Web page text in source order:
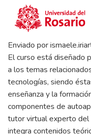
Pasar al contenido
Enviado por
El curso está diseñado
a los temas
tecnologías, siendo
enseñanza y la
componentes de
tutor virtual experto del
integra contenidos